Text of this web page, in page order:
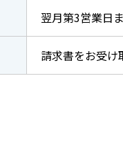
翌月第3営業日
請求書をお受け